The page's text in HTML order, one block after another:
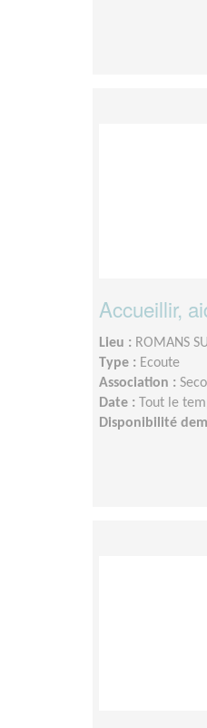
Accueillir,
Lieu : ROMANS
Type : Ecoute
Association :
Date : Tout le
Disponibilité